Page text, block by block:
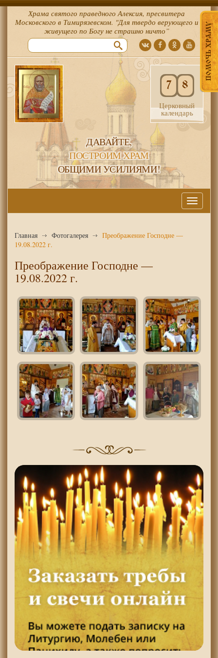
ПОМОЧЬ ХРАМУ
Храма святого праведного Алексия, пресвитера
Московского в Тимирязевском. "Для твердо верующего и
живущего по Богу не страшно ничто”
7 8
Церковный
календарь
ДАВАЙТЕ,
ПОСТРОИМ ХРАМ
ОБЩИМИ УСИЛИЯМИ!
Меню
Главная Фотогалерея
Преображение Господне —
19.08.2022 г.
Преображение Господне —
19.08.2022 г.